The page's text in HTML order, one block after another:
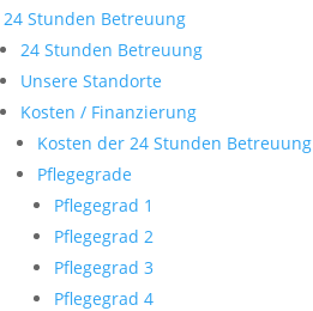
24 Stunden Betreuung
24 Stunden Betreuung
Unsere Standorte
Kosten / Finanzierung
Kosten der 24 Stunden Betreuung
Pflegegrade
Pflegegrad 1
Pflegegrad 2
Pflegegrad 3
Pflegegrad 4